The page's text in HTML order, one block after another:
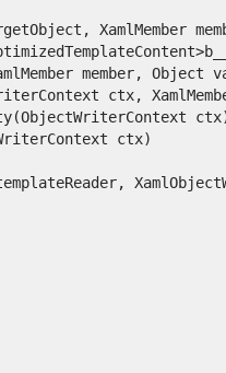
XamlMember
member, Object
ctx,
ctx)